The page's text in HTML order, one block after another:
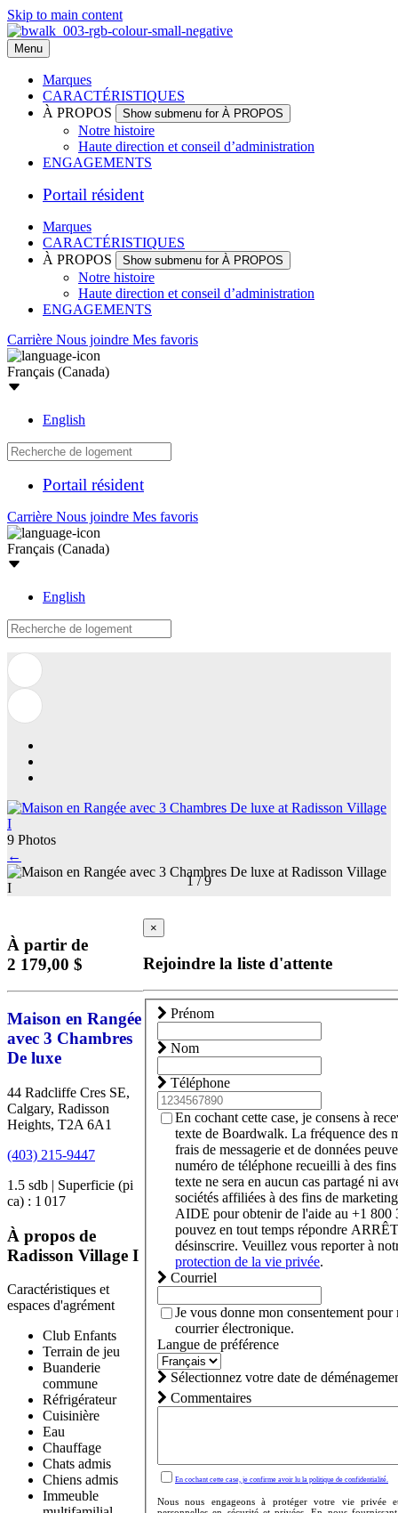
Skip to main content
Menu
Marques
CARACTÉRISTIQUES
À PROPOS
Show submenu for À PROPOS
Notre histoire
Haute direction et conseil d’administration
ENGAGEMENTS
Portail résident
Marques
CARACTÉRISTIQUES
À PROPOS
Show submenu for À PROPOS
Notre histoire
Haute direction et conseil d’administration
ENGAGEMENTS
Carrière Nous joindre Mes favoris
Français (Canada)
English
Portail résident
Carrière Nous joindre Mes favoris
Français (Canada)
English
9 Photos
←
1/9
À partir de
2 179,00 $
Maison en Rangée
avec 3 Chambres
De luxe
44 Radcliffe Cres SE,
Calgary, Radisson
Heights, T2A 6A1
(403) 215-9447
1.5 sdb | Superficie (pi
ca) : 1 017
À propos de
Radisson Village I
Caractéristiques et
espaces d'agrément
Club Enfants
Terrain de jeu
Buanderie
commune
Réfrigérateur
Cuisinière
Eau
Chauffage
Chats admis
Chiens admis
Immeuble
×
Rejoindre la liste d'attente
Prénom
Nom
Téléphone
En cochant cette case, je consens à
texte de Boardwalk. La fréquence des
frais de messagerie et de données
numéro de téléphone recueilli à des fins
texte ne sera en aucun cas partagé ni
sociétés affiliées à des fins de
AIDE pour obtenir de l'aide au +1 800
pouvez en tout temps répondre
désinscrire. Veuillez vous reporter à
protection de la vie privée.
Courriel
Je vous donne mon consentement pour
courrier électronique.
Langue de préférence
Sélectionnez votre date de
Commentaires
En cochant cette case, je confirme avoir lu la politique de confidentialité.
Nous nous engageons à protéger votre vie privée